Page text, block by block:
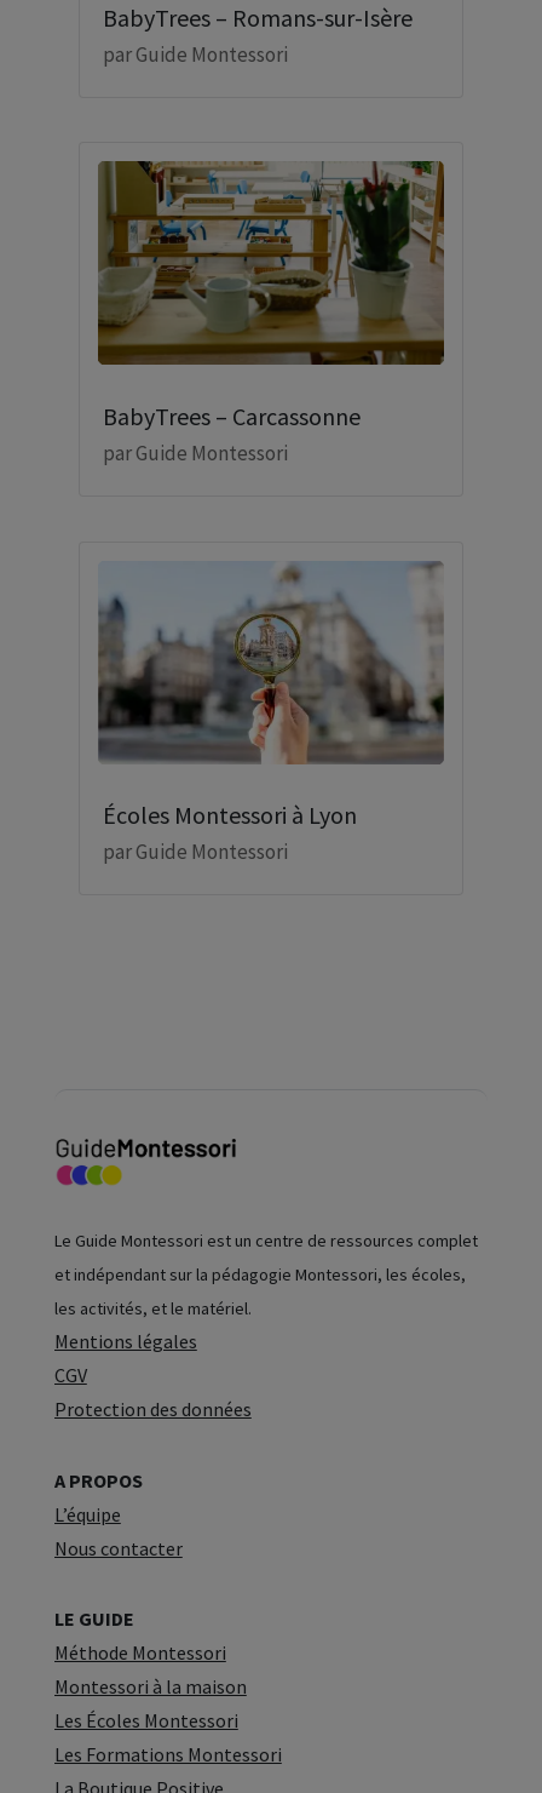
BabyTrees – Romans-sur-Isère
parGuide Montessori
BabyTrees – Carcassonne
parGuide Montessori
Écoles Montessori à Lyon
parGuide Montessori
Le Guide Montessori est un centre de ressources complet
et indépendant sur la pédagogie Montessori, les écoles,
les activités, et le matériel.
Mentions légales
CGV
Protection des données
A PROPOS
L’équipe
Nous contacter
LE GUIDE
Méthode Montessori
Montessori à la maison
Les Écoles Montessori
Les Formations Montessori